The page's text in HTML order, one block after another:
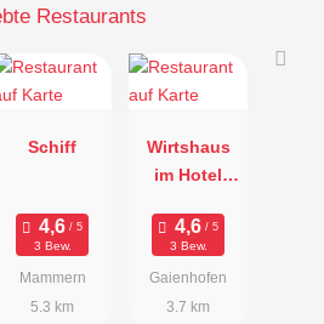
Restaurants
Schiff
3 Bew.
Mammern
5.3 km
Wirtshaus
im Hotel
Hirschen
3 Bew.
Gaienhofen
3.7 km